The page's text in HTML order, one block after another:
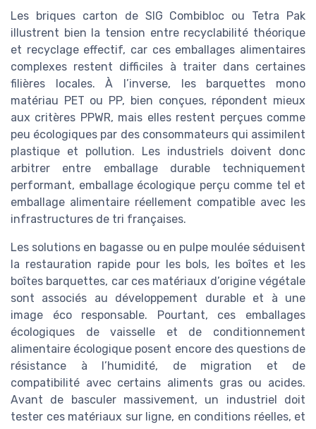
Les briques carton de SIG Combibloc ou Tetra Pak
illustrent bien la tension entre recyclabilité théorique
et recyclage effectif, car ces emballages alimentaires
complexes restent difficiles à traiter dans certaines
filières locales. À l’inverse, les barquettes mono
matériau PET ou PP, bien conçues, répondent mieux
aux critères PPWR, mais elles restent perçues comme
peu écologiques par des consommateurs qui assimilent
plastique et pollution. Les industriels doivent donc
arbitrer entre emballage durable techniquement
performant, emballage écologique perçu comme tel et
emballage alimentaire réellement compatible avec les
infrastructures de tri françaises.
Les solutions en bagasse ou en pulpe moulée séduisent
la restauration rapide pour les bols, les boîtes et les
boîtes barquettes, car ces matériaux d’origine végétale
sont associés au développement durable et à une
image éco responsable. Pourtant, ces emballages
écologiques de vaisselle et de conditionnement
alimentaire écologique posent encore des questions de
résistance à l’humidité, de migration et de
compatibilité avec certains aliments gras ou acides.
Avant de basculer massivement, un industriel doit
tester ces matériaux sur ligne, en conditions réelles, et